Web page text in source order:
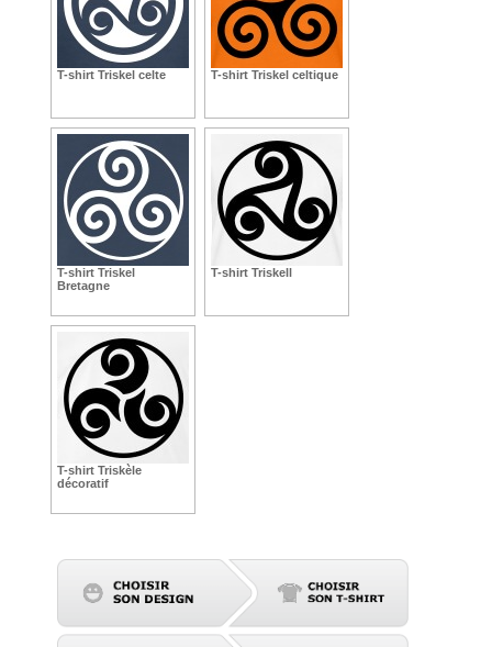
T-shirt Triskel celte T-shirt Triskel celtique
T-shirt Triskel
Bretagne
T-shirt Triskell
T-shirt Triskèle
décoratif